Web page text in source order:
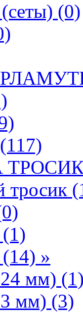
(0)
»
мм)
мм) (3)